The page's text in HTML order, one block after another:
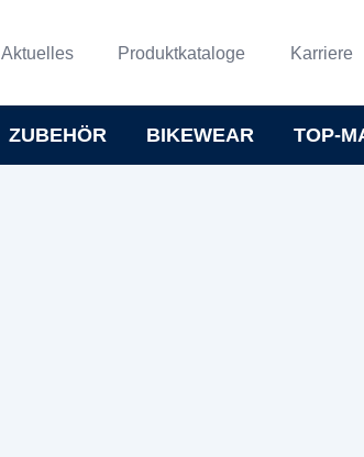
Aktuelles Produktkataloge Karriere
ZUBEHÖR BIKEWEAR TOP-